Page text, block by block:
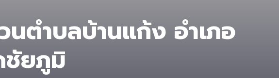
นตําบลบ้านแก้ง อำเภอ
ยภูมิ